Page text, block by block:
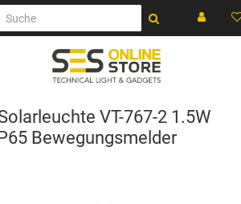
VT-767-2 1.5W
Bewegungsmelder